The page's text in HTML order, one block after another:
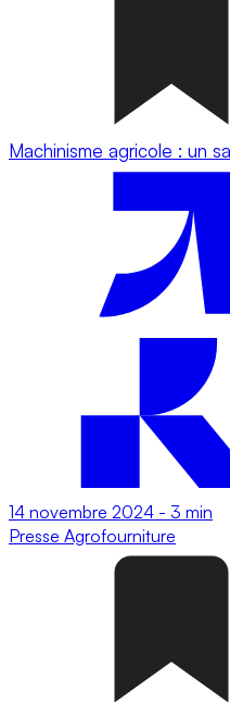
Machinisme agricole : un
14 novembre 2024 - 3 min
Presse Agrofourniture